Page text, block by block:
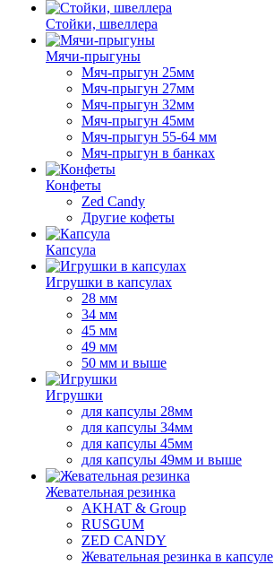
Стойки, швеллера
Мячи-прыгуны
Мяч-прыгун 25мм
Мяч-прыгун 27мм
Мяч-прыгун 32мм
Мяч-прыгун 45мм
Мяч-прыгун 55-64 мм
Мяч-прыгун в банках
Конфеты
Zed Candy
Другие кофеты
Капсула
Игрушки в капсулах
28 мм
34 мм
45 мм
49 мм
50 мм и выше
Игрушки
для капсулы 28мм
для капсулы 34мм
для капсулы 45мм
для капсулы 49мм и выше
Жевательная резинка
AKHAT & Group
RUSGUM
ZED CANDY
Жевательная резинка в капсуле